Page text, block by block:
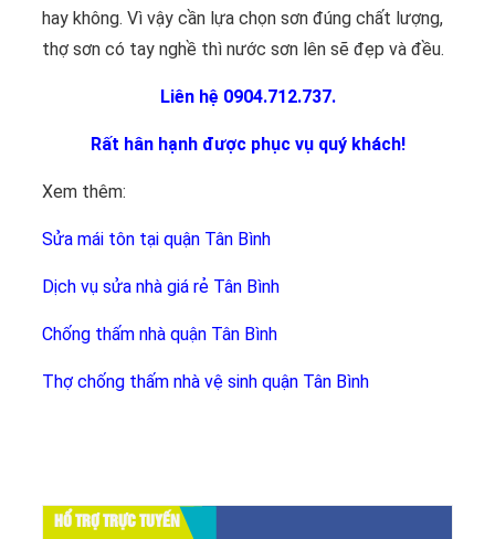
hay không. Vì vậy cần lựa chọn sơn đúng chất lượng,
thợ sơn có tay nghề thì nước sơn lên sẽ đẹp và đều.
Liên hệ 0904.712.737.
Rất hân hạnh được phục vụ quý khách!
Xem thêm:
Sửa mái tôn tại quận Tân Bình
Dịch vụ sửa nhà giá rẻ Tân Bình
Chống thấm nhà quận Tân Bình
Thợ chống thấm nhà vệ sinh quận Tân Bình
HỔ TRỢ TRỰC TUYẾN